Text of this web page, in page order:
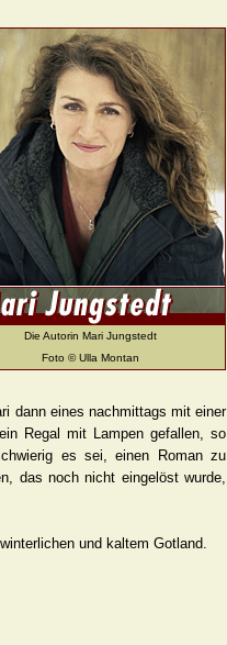
Die Autorin Mari Jungstedt
Foto © Ulla Montan
dann eines nachmittags mit einer
Regal mit Lampen gefallen, so
es sei, einen Roman zu
das noch nicht eingelöst wurde,
und kaltem Gotland.